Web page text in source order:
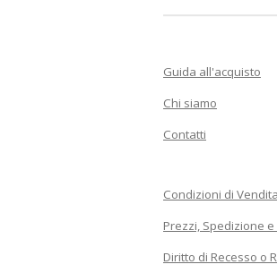
Guida all'acquisto
Chi siamo
Contatti
Condizioni di Vendita
Prezzi, Spedizione
Diritto di Recesso o